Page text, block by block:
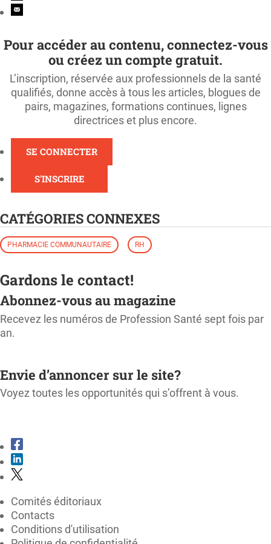
Pour accéder au contenu, connectez-vous
ou créez un compte gratuit.
L’inscription, réservée aux professionnels de la santé
qualifiés, donne accès à tous les articles, blogues de
pairs, magazines, formations continues, lignes
directrices et plus encore.
SE CONNECTER
S'INSCRIRE
CATÉGORIES CONNEXES
PHARMACIE COMMUNAUTAIRE RH
Gardons le contact!
Abonnez-vous au magazine
Recevez les numéros de Profession Santé sept fois par
an.
Envie d’annoncer sur le site?
Voyez toutes les opportunités qui s’offrent à vous.
Comités éditoriaux
Contacts
Conditions d'utilisation